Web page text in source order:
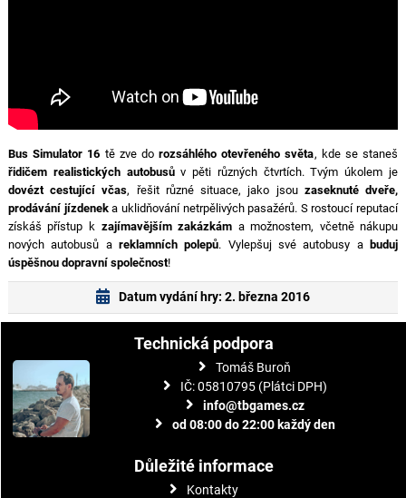
Bus Simulator 16 tě zve dorozsáhlého otevřeného světa, kde se staneš
řidičem realistických autobusův pěti různých čtvrtích. Tvým úkolem je
dovézt cestující včas, řešit různé situace, jako jsou zaseknuté dveře,
prodávání jízdeneka uklidňování netrpělivých pasažérů. S rostoucí reputací
získáš přístup k zajímavějším zakázkám a možnostem, včetně nákupu
nových autobusů a reklamních polepů. Vylepšuj své autobusy abuduj
úspěšnou dopravní společnost!
Datum vydání hry: 2. března 2016
Technická podpora
Tomáš Buroň
IČ: 05810795 (Plátci DPH)
info@tbgames.cz
od 08:00 do 22:00 každý den
Důležité informace
Kontakty